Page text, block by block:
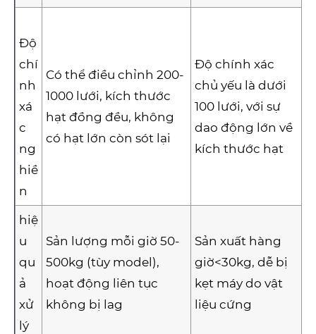
Độ
chí
nh
xá
c
ng
hiề
n
Có thể điều chỉnh 200-
1000 lưới, kích thước
hạt đồng đều, không
có hạt lớn còn sót lại
Độ chính xác
chủ yếu là dưới
100 lưới, với sự
dao động lớn về
kích thước hạt
hiệ
u
qu
ả
xử
lý
Sản lượng mỗi giờ 50-
500kg (tùy model),
hoạt động liên tục
không bị lag
Sản xuất hàng
giờ<30kg, dễ bị
kẹt máy do vật
liệu cứng